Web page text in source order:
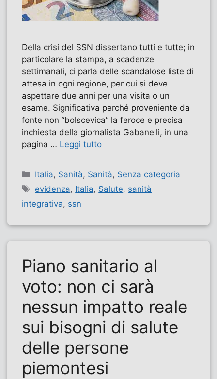
Della crisi del SSN dissertano tutti e tutte; in
particolare la stampa, a scadenze
settimanali, ci parla delle scandalose liste di
attesa in ogni regione, per cui si deve
aspettare due anni per una visita o un
esame. Significativa perché proveniente da
fonte non “bolscevica” la feroce e precisa
inchiesta della giornalista Gabanelli, in una
pagina … Leggi tutto
Categorie
Italia, Sanità, Sanità, Senza categoria
Tag
evidenza, Italia, Salute, sanità
integrativa, ssn
Piano sanitario al
voto: non ci sarà
nessun impatto reale
sui bisogni di salute
delle persone
piemontesi